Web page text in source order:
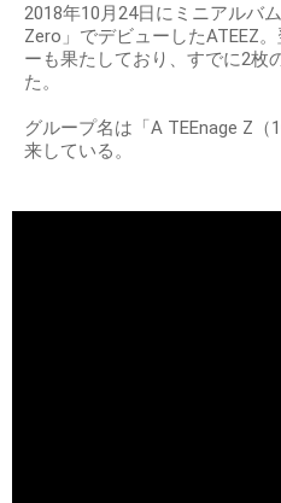
2018年10月24日にミニアルバム
Zero」でデビューしたATEEZ
ーも果たしており、すでに2枚
た。
グループ名は「A TEEnage Z
来している。